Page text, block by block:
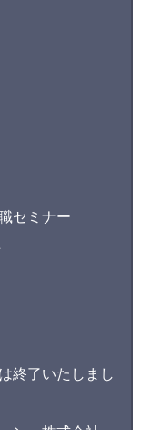
セミナー
終了いたしまし